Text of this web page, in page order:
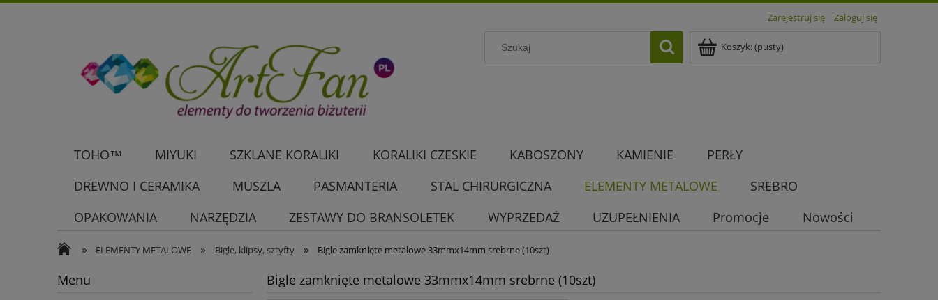
Zarejestruj się Zaloguj się
Koszyk:(pusty)
TOHO™ MIYUKI SZKLANE KORALIKI KORALIKI CZESKIE KABOSZONY KAMIENIE
PERŁY
DREWNO I CERAMIKA
MUSZLA PASMANTERIA STAL CHIRURGICZNA ELEMENTY METALOWE
SREBRO
OPAKOWANIA
NARZĘDZIA ZESTAWY DO BRANSOLETEK WYPRZEDAŻ UZUPEŁNIENIA Promocje Nowości
» ELEMENTY METALOWE » Bigle, klipsy, sztyfty » Bigle zamknięte metalowe 33mmx14mm srebrne (10szt)
Menu Bigle zamknięte metalowe 33mmx14mm srebrne (10szt)